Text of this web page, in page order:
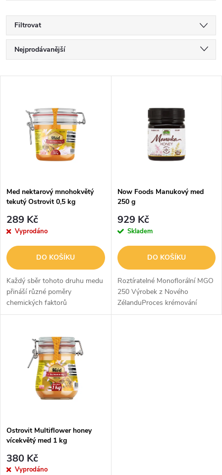
Filtrovat
Ř
a
p
r
o
d
u
Nejprodávanější
Abecedně
s
p
r
o
d
u
Med nektarový mnohokvětý
tekutý Ostrovit 0,5 kg
289 Kč
Vyprodáno
DO KOŠÍKU
Každý sběr tohoto druhu medu
přináší různé poměry
chemických faktorů
ovlivňujících jeho zdraví
jejich kombinace a rozmanitost
z něj činí...
Now Foods Manukový med
250 g
929 Kč
Skladem
DO KOŠÍKU
Roztíratelné Monoflorální MGO
250 Výrobek z Nového
ZélanduProces krémování
NOW© Manuka Honey vytváří
Ostrovit Multiflower honey
vícekvětý med 1 kg
380 Kč
Vyprodáno